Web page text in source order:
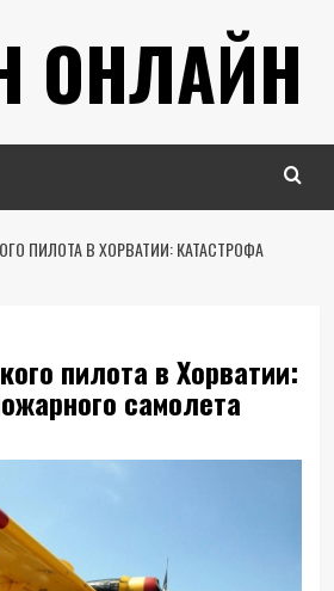
ОНЛАЙН
ПИЛОТА В ХОРВАТИИ: КАТАСТРОФА
пилота в Хорватии:
самолета